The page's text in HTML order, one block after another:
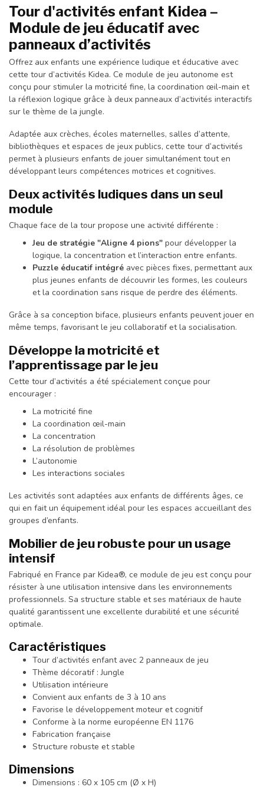
Tour d'activités enfant Kidea –
Module de jeu éducatif avec
panneaux d’activités
Offrez aux enfants une expérience ludique et éducative avec
cette tour d’activités Kidea. Ce module de jeu autonome est
conçu pour stimuler la motricité fine, la coordination œil-main et
la réflexion logique grâce à deux panneaux d’activités interactifs
sur le thème de la jungle.
Adaptée aux crèches, écoles maternelles, salles d’attente,
bibliothèques et espaces de jeux publics, cette tour d’activités
permet à plusieurs enfants de jouer simultanément tout en
développant leurs compétences motrices et cognitives.
Deux activités ludiques dans un seul
module
Chaque face de la tour propose une activité différente :
Jeu de stratégie "Aligne 4 pions" pour développer la
logique, la concentration et l’interaction entre enfants.
Puzzle éducatif intégré avec pièces fixes, permettant aux
plus jeunes enfants de découvrir les formes, les couleurs
et la coordination sans risque de perdre des éléments.
Grâce à sa conception biface, plusieurs enfants peuvent jouer en
même temps, favorisant le jeu collaboratif et la socialisation.
Développe la motricité et
l’apprentissage par le jeu
Cette tour d’activités a été spécialement conçue pour
encourager :
La motricité fine
La coordination œil-main
La concentration
La résolution de problèmes
L’autonomie
Les interactions sociales
Les activités sont adaptées aux enfants de différents âges, ce
qui en fait un équipement idéal pour les espaces accueillant des
groupes d’enfants.
Mobilier de jeu robuste pour un usage
intensif
Fabriqué en France par Kidea®, ce module de jeu est conçu pour
résister à une utilisation intensive dans les environnements
professionnels. Sa structure stable et ses matériaux de haute
qualité garantissent une excellente durabilité et une sécurité
optimale.
Caractéristiques
Tour d’activités enfant avec 2 panneaux de jeu
Thème décoratif : Jungle
Utilisation intérieure
Convient aux enfants de 3 à 10 ans
Favorise le développement moteur et cognitif
Conforme à la norme européenne EN 1176
Fabrication française
Structure robuste et stable
Dimensions
Dimensions : 60 x 105 cm (Ø x H)